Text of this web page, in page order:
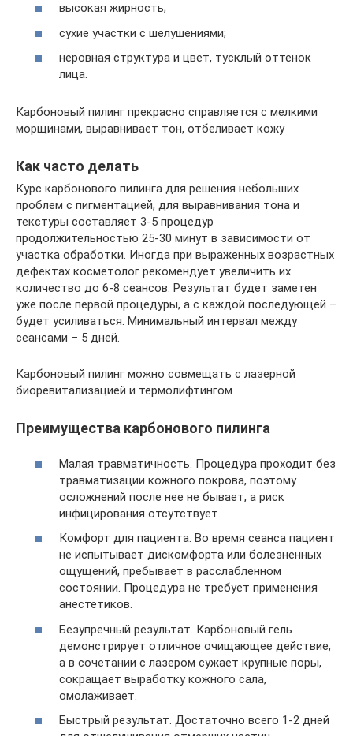
высокая жирность;
сухие участки с шелушениями;
неровная структура и цвет, тусклый оттенок
лица.
Карбоновый пилинг прекрасно справляется с мелкими
морщинами, выравнивает тон, отбеливает кожу
Как часто делать
Курс карбонового пилинга для решения небольших
проблем с пигментацией, для выравнивания тона и
текстуры составляет 3-5 процедур
продолжительностью 25-30 минут в зависимости от
участка обработки. Иногда при выраженных возрастных
дефектах косметолог рекомендует увеличить их
количество до 6-8 сеансов. Результат будет заметен
уже после первой процедуры, а с каждой последующей –
будет усиливаться. Минимальный интервал между
сеансами – 5 дней.
Карбоновый пилинг можно совмещать с лазерной
биоревитализацией и термолифтингом
Преимущества карбонового пилинга
Малая травматичность. Процедура проходит без
травматизации кожного покрова, поэтому
осложнений после нее не бывает, а риск
инфицирования отсутствует.
Комфорт для пациента. Во время сеанса пациент
не испытывает дискомфорта или болезненных
ощущений, пребывает в расслабленном
состоянии. Процедура не требует применения
анестетиков.
Безупречный результат. Карбоновый гель
демонстрирует отличное очищающее действие,
а в сочетании с лазером сужает крупные поры,
сокращает выработку кожного сала,
омолаживает.
Быстрый результат. Достаточно всего 1-2 дней